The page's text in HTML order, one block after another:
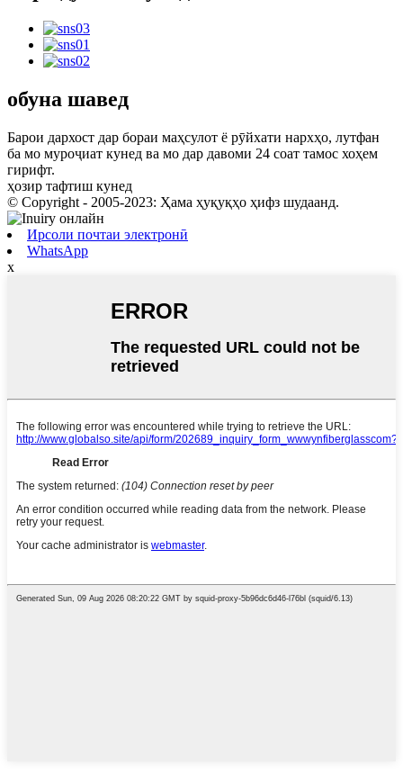
обуна шавед
Барои дархост дар бораи маҳсулот ё рӯйхати нархҳо, лутфан
ба мо муроҷиат кунед ва мо дар давоми 24 соат тамос хоҳем
гирифт.
ҳозир тафтиш кунед
© Copyright - 2005-2023: Ҳама ҳуқуқҳо ҳифз шудаанд.
Ирсоли почтаи электронӣ
WhatsApp
x